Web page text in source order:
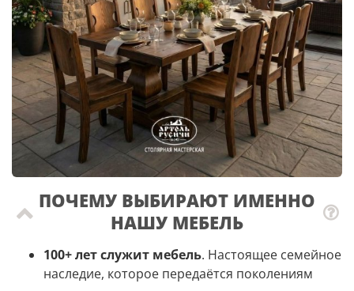
ПОЧЕМУ ВЫБИРАЮТ ИМЕННО
НАШУ МЕБЕЛЬ
100+ лет служит мебель. Настоящее семейное
наследие, которое передаётся поколениям